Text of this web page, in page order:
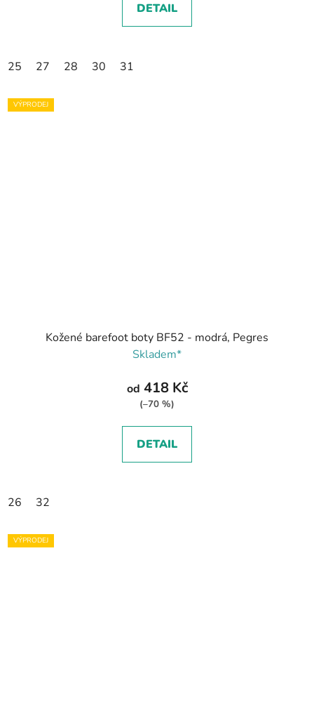
DETAIL
25 27 28 30 31
VÝPRODEJ
Kožené barefoot boty BF52 - modrá, Pegres
Skladem*
od 418 Kč
(–70 %)
DETAIL
26 32
VÝPRODEJ